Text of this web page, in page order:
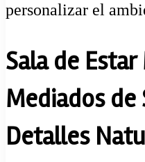
personalizar el
Sala de
Mediados de
Detalles